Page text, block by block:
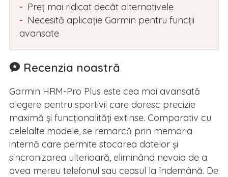
Preț mai ridicat decât alternativele
Necesită aplicație Garmin pentru funcții
avansate
Recenzia noastră
Garmin HRM-Pro Plus este cea mai avansată
alegere pentru sportivii care doresc precizie
maximă și funcționalități extinse. Comparativ cu
celelalte modele, se remarcă prin memoria
internă care permite stocarea datelor și
sincronizarea ulterioară, eliminând nevoia de a
avea mereu telefonul sau ceasul la îndemână. De